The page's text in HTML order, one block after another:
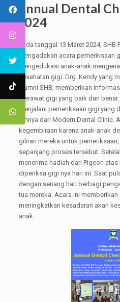
Annual Dental
2024
Pada tanggal 13 Maret 2024,
mengadakan acara pemeriksaan
mengedukasi anak-anak
kesehatan gigi. Drg. Kendy yang
alumni SHB, memberikan
merawat gigi yang baik dan
menjalani pemeriksaan gigi yang
timnya dari Modern Dental Clinic.
kegembiraan karena anak-anak
giliran mereka untuk
sepanjang proses tersebut.
menerima hadiah dari Pigeon
diperiksa gigi nya hari ini. Saat
dengan senang hati berbagi
tua mereka. Acara ini
meningkatkan kesadaran akan
anak.